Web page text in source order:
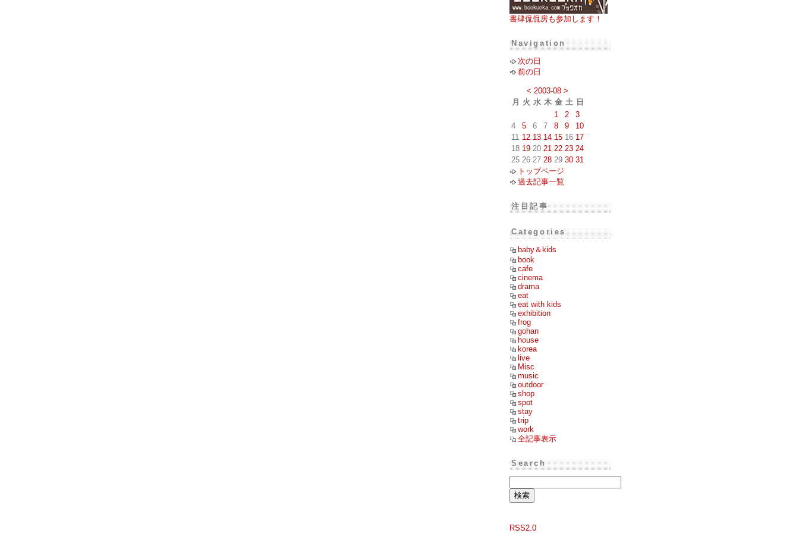
書肆侃侃房も参加します！
Navigation
次の日
前の日
< 2003-08 >
月
火 水 木 金 土 日
1
2
3
4
5 6 7 8 9
10
11 12 13 14 15 16 17
18 19 20 21 22 23 24
25 26 27 28 29 30 31
トップページ
過去記事一覧
注目記事
Categories
baby＆kids
book
cafe
cinema
drama
eat
eat with kids
exhibition
frog
gohan
house
korea
live
Misc
music
outdoor
shop
spot
stay
trip
work
全記事表示
Search
RSS2.0